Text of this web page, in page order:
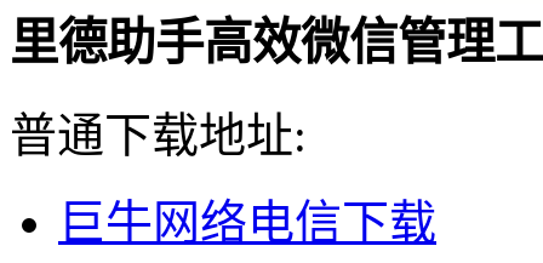
里德助手高效微信管理
普通下载地址:
巨牛网络电信下载